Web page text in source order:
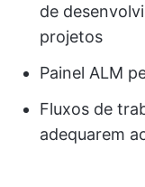
de
projetos
Painel ALM
Fluxos de
adequarem